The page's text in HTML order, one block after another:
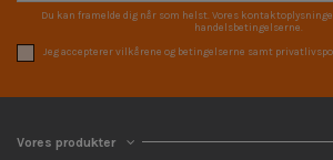
Du kan framelde dig når som helst. Vores
handelsbetingelserne.
Jeg accepterer vilkårene og betingelserne samt
Vores produkter